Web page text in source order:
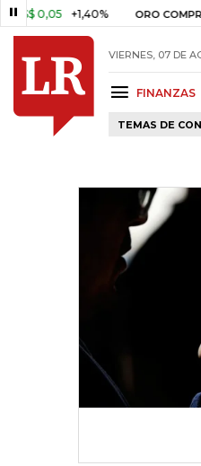
+1,40% ORO COMPRA
VIERNES, 07 DE
FINANZAS
TEMAS DE